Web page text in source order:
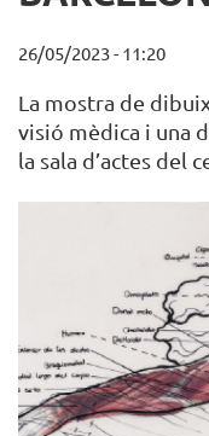
26/05/2023 - 11:20
La mostra de
visió mèdica i una
la sala d’actes del